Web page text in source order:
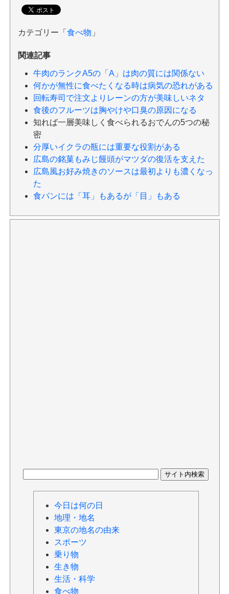
カテゴリー「 食べ物 」
関連記事
牛肉のランクA5の「A」は肉の質には関係ない
何かが無性に食べたくなる時は病気の恐れがある
回転寿司で注文よりレーンの方が美味しいネタ
食後のフルーツは胸やけや口臭の原因になる
知れば一層美味しく食べられるおでんの5つの秘
密
分厚いイクラの瓶には重要な役割がある
広島の銘菓もみじ饅頭がマツダの復活を支えた
広島風お好み焼きのソースは最初よりも濃くなっ
た
食パンには「耳」もあるが「目」もある
今日は何の日
地理・地名
東京の地名の由来
スポーツ
乗り物
生き物
生活・科学
食べ物